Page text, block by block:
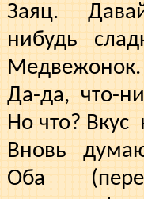
Заяц.
нибудь
Медвежонок.
Да-да, что-
Но что? Вкус
Вновь
Оба